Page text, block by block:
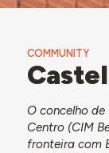
COMMUNITY
O concelho
Centro (CIM
fronteira com